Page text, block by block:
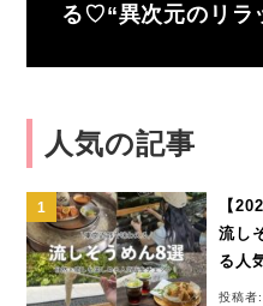
る♡“異次元のリラ
人気の記事
【
流し
る人
投稿